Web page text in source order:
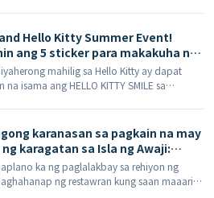
pagkuha ng magandang pwesto,
at mga paghahanda pagkatapos ng
ika-44 na Minami-Awaji City Keino
Festival, na gaganapin sa ika-25 ng
[…]
Hello Kitty Summer Event!
ang 5 sticker para makakuha ng
edisyong tuwalya.
mahilig sa Hello Kitty ay dapat
na isama ang HELLO KITTY SMILE sa
init. Noong Hunyo 2026 […]
karanasan sa pagkain na may
karagatan sa Isla ng Awaji:
ng Ocean Terrace ang bagong
tampok ang karne ng baka ng
ka ng paglalakbay sa rehiyon ng
ng restawran kung saan maaari